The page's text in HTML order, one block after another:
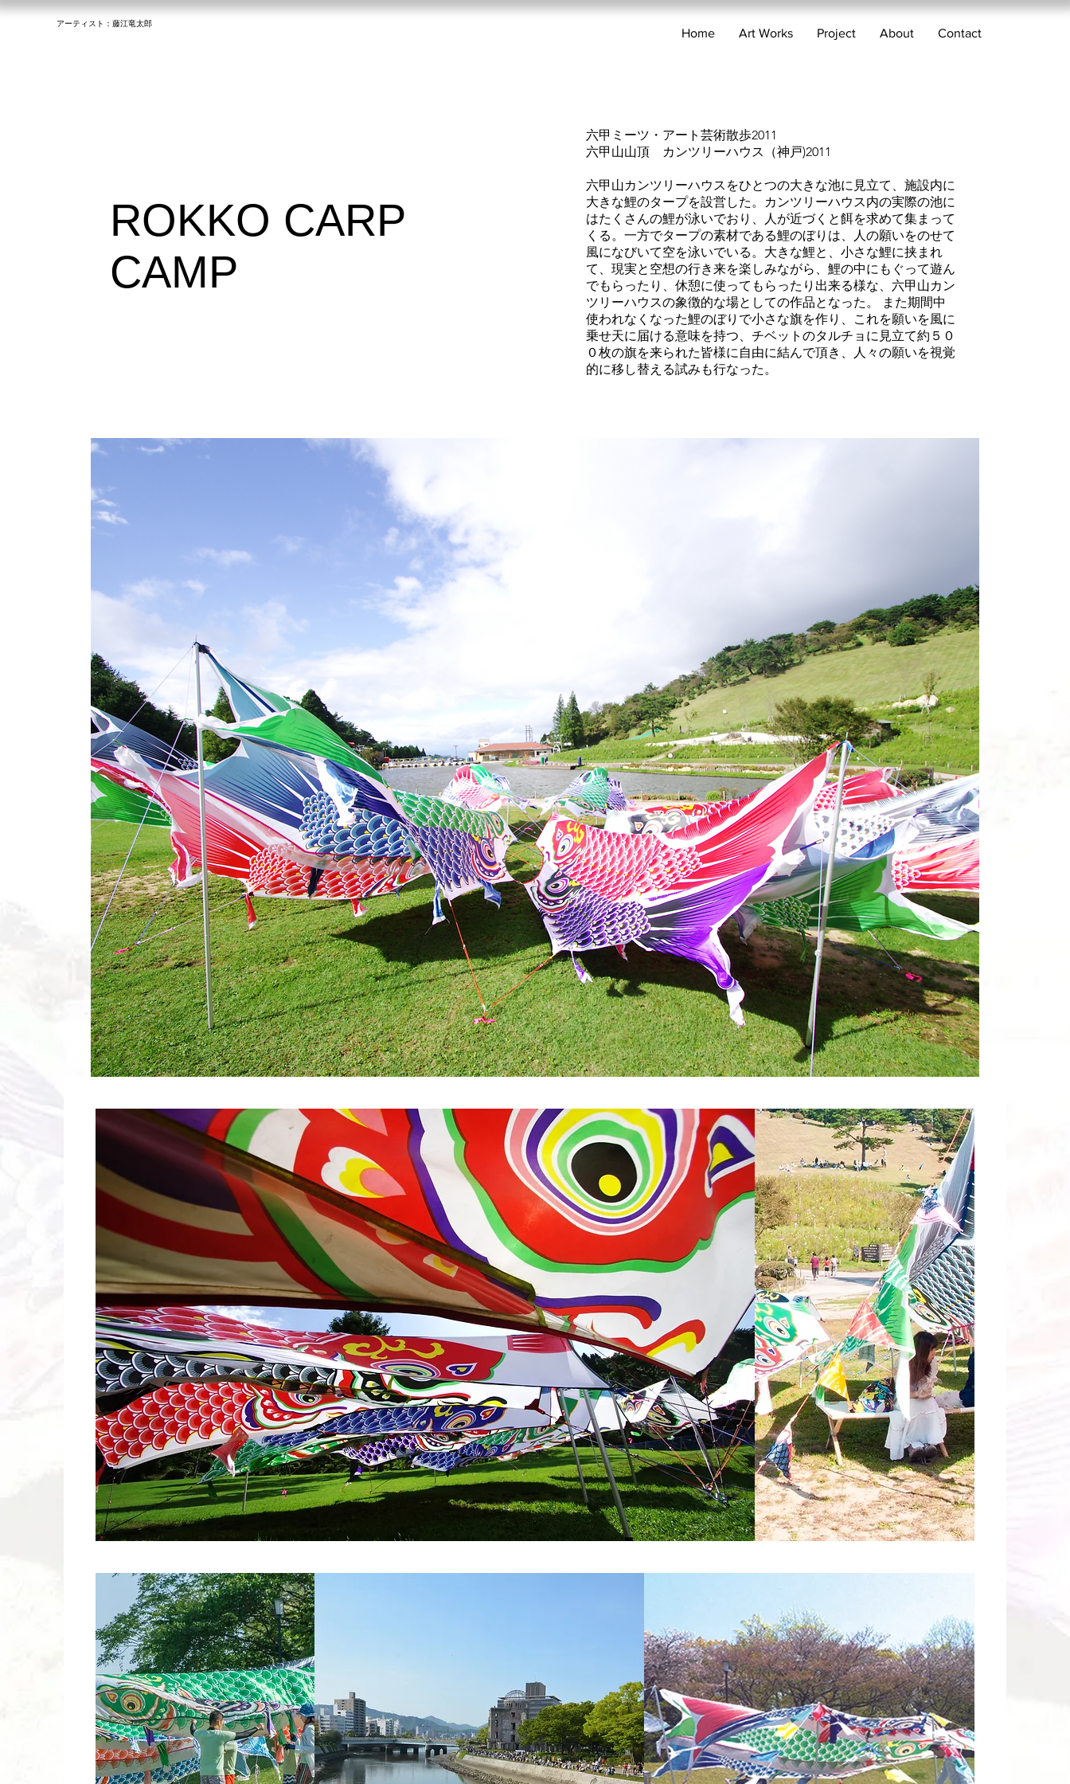
アーティスト：​藤江竜太郎
Home Art Works Project About Contact
ROKKO CARP
CAMP
六甲ミーツ・アート芸術散歩2011
六甲山山頂
カンツリーハウス（神戸)2011
六甲山カンツリーハウスをひとつの大きな池に見立て、施設内に
大きな鯉のタープを設営した。カンツリーハウス内の実際の池に
はたくさんの鯉が泳いでおり、人が近づくと餌を求めて集まって
くる。一方でタープの素材である鯉のぼりは、人の願いをのせて
風になびいて空を泳いでいる。大きな鯉と、小さな鯉に挟まれ
て、現実と空想の行き来を楽しみながら、鯉の中にもぐって遊ん
でもらったり、休憩に使ってもらったり出来る様な、六甲山カン
ツリーハウスの象徴的な場としての作品となった。 また期間中
使われなくなった鯉のぼりで小さな旗を作り、これを願いを風に
乗せ天に届ける意味を持つ、チベットのタルチョに見立て約５０
０枚の旗を来られた皆様に自由に結んで頂き、人々の願いを視覚
的に移し替える試みも行なった。